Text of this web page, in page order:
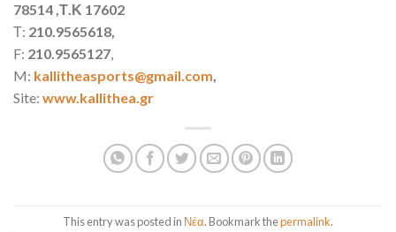
78514 ,Τ.Κ 17602
Τ: 210.9565618,
F: 210.9565127,
M: kallitheasports@gmail.com,
Site: www.kallithea.gr
This entry was posted in Νέα. Bookmark thepermalink.